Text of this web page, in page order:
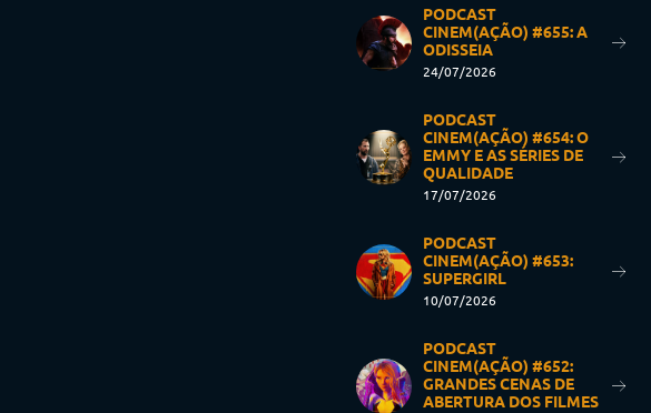
PODCAST
CINEM(AÇÃO) #655: A
ODISSEIA
24/07/2026
PODCAST
CINEM(AÇÃO) #654: O
EMMY E AS SÉRIES DE
QUALIDADE
17/07/2026
PODCAST
CINEM(AÇÃO) #653:
SUPERGIRL
10/07/2026
PODCAST
CINEM(AÇÃO) #652:
GRANDES CENAS DE
ABERTURA DOS FILMES